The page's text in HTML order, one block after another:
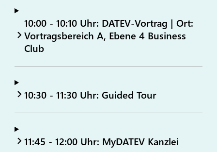
10:00 - 10:10 Uhr: DATEV-Vortrag | Ort:
Vortragsbereich A, Ebene 4 Business
Club
10:30 - 11:30 Uhr: Guided Tour
11:45 - 12:00 Uhr: MyDATEV Kanzlei